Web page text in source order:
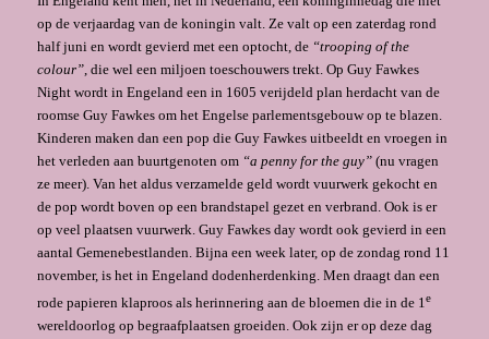
op de verjaardag van de ko­ningin valt. Ze valt op een zaterdag rond
half juni en wordt gevierd met een optocht, de “trooping of the
colour”, die wel een miljoen toeschouwers trekt. Op Guy Fawkes
Night wordt in Engeland een in 1605 verijdeld plan herdacht van de
roomse Guy Fawkes om het Engelse parlementsgebouw op te blazen.
Kinderen maken dan een pop die Guy Fawkes uitbeeldt en vroegen in
het verleden aan buurtgenoten om “a penny for the guy”(nu vragen
ze meer). Van het aldus verzamelde geld wordt vuurwerk gekocht en
de pop wordt boven op een brandstapel gezet en verbrand. Ook is er
op veel plaatsen vuurwerk. Guy Fawkes day wordt ook gevierd in een
aantal Gemene­bestlanden. Bijna een week later, op de zondag rond 11
november, is het in Engeland dodenherdenking. Men draagt dan een
rode papieren klaproos als herin­nering aan de bloemen die in de 1e
wereldoorlog op begraafplaatsen groeiden. Ook zijn er op deze dag